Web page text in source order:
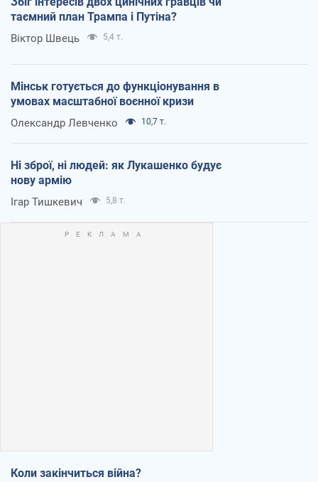
таємний план Трампа і Путіна?
Віктор Швець 5,4 т.
Мінськ готується до функціонування в
умовах масштабної воєнної кризи
Олександр Левченко 10,7 т.
Ні зброї, ні людей: як Лукашенко будує
нову армію
Ігар Тишкевич 5,8 т.
Коли закінчиться війна?